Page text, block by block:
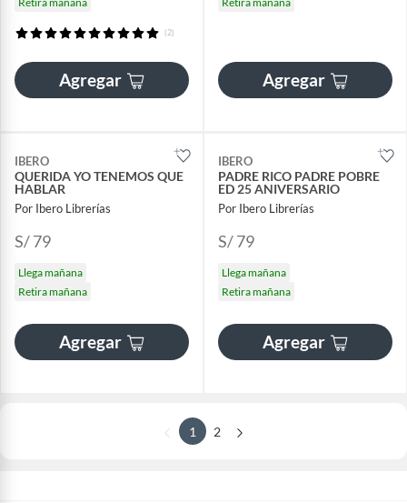
(2)
Agregar Agregar
IBERO
QUERIDA YO TENEMOS QUE
HABLAR
Por Ibero Librerías
S/ 79
Llega mañana
Retira mañana
Agregar
IBERO
PADRE RICO PADRE POBRE
ED 25 ANIVERSARIO
Por Ibero Librerías
S/ 79
Llega mañana
Retira mañana
Agregar
1 2